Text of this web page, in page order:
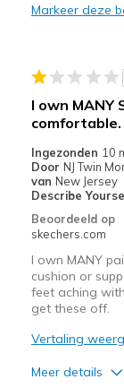
Too narrow
Wear Out Quickly
Beste
Casual Wear
Going Out
Travel
Walking
View On Shoes
Markeer deze
I own MANY
comfortable.
Ingezonden 10
Door NJ Twin
van New Jersey
Describe
Beoordeeld op
skechers.com
I own MANY
cushion or
feet aching
get these off.
Vertaling
Meer details